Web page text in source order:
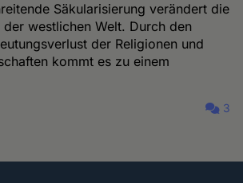
Säkularisierung verändert die
westlichen Welt. Durch den
der Religionen und
kommt es zu einem
3